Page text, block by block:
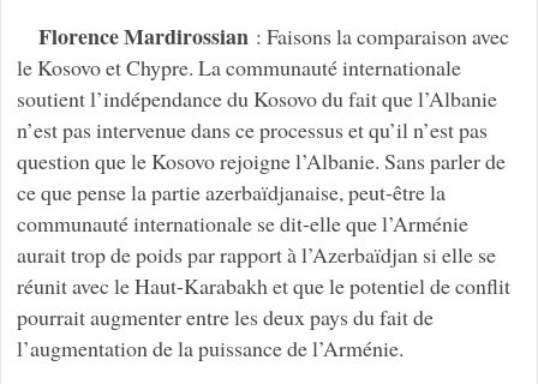
Florence Mardirossian: Faisons la comparaison avec
le Kosovo et Chypre. La communauté internationale
soutient l’indépendance du Kosovo du fait que l’Albanie
n’est pas intervenue dans ce processus et qu’il n’est pas
question que le Kosovo rejoigne l’Albanie. Sans parler de
ce que pense la partie azerbaïdjanaise, peut-être la
communauté internationale se dit-elle que l’Arménie
aurait trop de poids par rapport à l’Azerbaïdjan si elle se
réunit avec le Haut-Karabakh et que le potentiel de conflit
pourrait augmenter entre les deux pays du fait de
l’augmentation de la puissance de l’Arménie.